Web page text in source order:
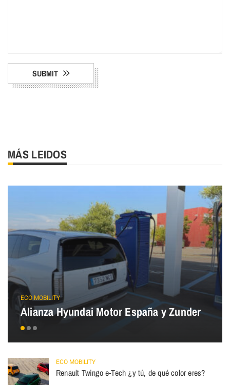
SUBMIT
MÁS LEIDOS
ECO MOBILITY
Alianza Hyundai Motor España y Zunder
ECO MOBILITY
Renault Twingo e-Tech ¿y tú, de qué color eres?